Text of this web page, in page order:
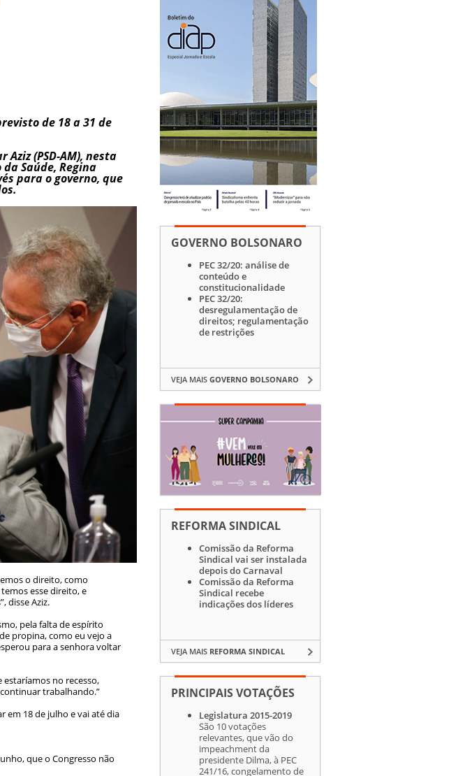
de 18 a 31 de
(PSD-AM), nesta
Saúde, Regina
para o governo, que
o direito, como
esse direito, e
disse Aziz.
pela falta de espírito
propina, como eu vejo a
para a senhora voltar
no recesso,
trabalhando.”
em 18 de julho e vai até dia
que o Congresso não
GOVERNO BOLSONARO
PEC 32/20: análise de
conteúdo e
constitucionalidade
PEC 32/20:
desregulamentação de
direitos; regulamentação
de restrições
VEJA MAIS GOVERNO BOLSONARO
REFORMA SINDICAL
Comissão da Reforma
Sindical vai ser instalada
depois do Carnaval
Comissão da Reforma
Sindical recebe
indicações dos líderes
VEJA MAIS REFORMA SINDICAL
PRINCIPAIS VOTAÇÕES
Legislatura 2015-2019
São 10 votações
relevantes, que vão do
impeachment da
presidente Dilma, à PEC
241/16, congelamento de